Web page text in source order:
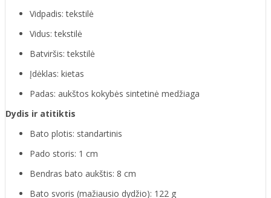
Vidpadis: tekstilė
Vidus: tekstilė
Batviršis: tekstilė
Įdėklas: kietas
Padas: aukštos kokybės sintetinė medžiaga
Dydis ir atitiktis
Bato plotis: standartinis
Pado storis: 1 cm
Bendras bato aukštis: 8 cm
Bato svoris (mažiausio dydžio): 122 g